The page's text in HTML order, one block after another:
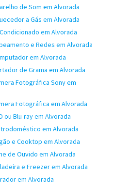
de Som em Alvorada
a Gás em Alvorada
em Alvorada
e Redes em Alvorada
em Alvorada
de Grama em Alvorada
Fotográfica Sony em
Fotográfica em Alvorada
ou Blu-ray em Alvorada
em Alvorada
e Cooktop em Alvorada
de Ouvido em Alvorada
e Freezer em Alvorada
em Alvorada